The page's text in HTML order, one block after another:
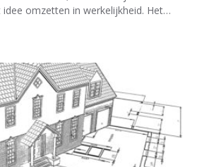
omzetten in werkelijkheid. Het…